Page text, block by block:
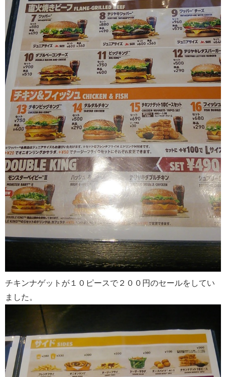
チキンナゲットが１０ピースで２００円のセールをしてい
ました。